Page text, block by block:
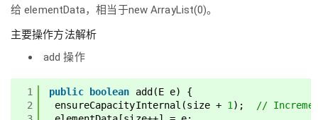
给 elementData，相当于new ArrayList(0)。
主要操作方法解析
add 操作
1
2
public boolean
add(E e) {
ensureCapacityInternal(size + 1 );
//